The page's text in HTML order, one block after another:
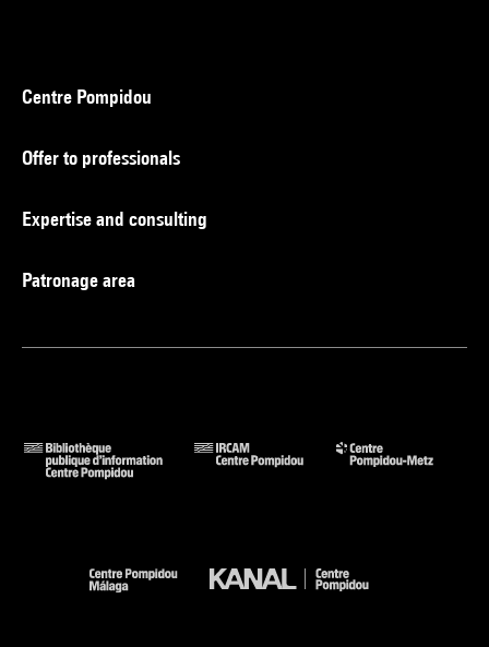
Centre Pompidou
Offer to professionals
Expertise and consulting
Patronage area